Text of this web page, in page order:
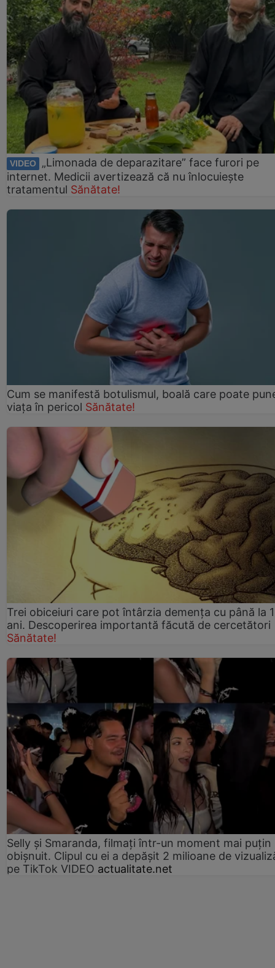
VIDEO
„Limonada de deparazitare” face furori pe
internet. Medicii avertizează că nu înlocuiește
tratamentul Sănătate!
Cum se manifestă botulismul, boală care poate
viaţa în pericol Sănătate!
Trei obiceiuri care pot întârzia demența cu până la
ani. Descoperirea importantă făcută de cercetători
Sănătate!
Selly și Smaranda, filmați într-un moment mai puțin
obișnuit. Clipul cu ei a depășit 2 milioane de
pe TikTok VIDEO actualitate.net